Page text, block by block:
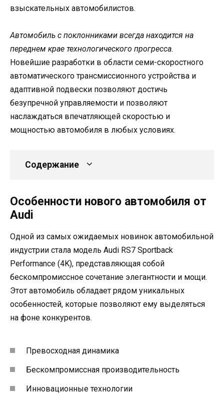
взыскательных автомобилистов.
Автомобиль с поклонниками всегда находится на
переднем крае технологического прогресса.
Новейшие разработки в области семи-скоростного
автоматического трансмиссионного устройства и
адаптивной подвески позволяют достичь
безупречной управляемости и позволяют
наслаждаться впечатляющей скоростью и
мощностью автомобиля в любых условиях.
Содержание
Особенности нового автомобиля от
Audi
Одной из самых ожидаемых новинок автомобильной
индустрии стала модель Audi RS7 Sportback
Performance (4K), представляющая собой
бескомпромиссное сочетание элегантности и мощи.
Этот автомобиль обладает рядом уникальных
особенностей, которые позволяют ему выделяться
на фоне конкурентов.
Превосходная динамика
Бескомпромиссная производительность
Инновационные технологии